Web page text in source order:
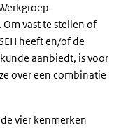
vast te stellen of
heeft en/of de
aanbiedt, is voor
over een combinatie
vier kenmerken